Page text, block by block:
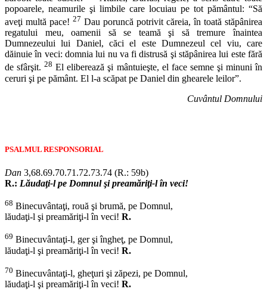
popoarele, neamurile şi limbile care locuiau pe tot pământul: “Să
aveţi multă pace! 27 Dau poruncă potrivit căreia, în toată stăpânirea
regatului meu, oamenii să se teamă şi să tremure înaintea
Dumnezeului lui Daniel, căci el este Dumnezeul cel viu, care
dăinuie în veci: domnia lui nu va fi distrusă şi stăpânirea lui este fără
de sfârşit.28 El eliberează şi mântuieşte, el face semne şi minuni în
ceruri şi pe pământ. El l-a scăpat pe Daniel din ghearele leilor”.
Cuvântul Domnului
PSALMUL RESPONSORIAL
Dan 3,68.69.70.71.72.73.74 (R.: 59b)
R.: Lăudaţi-l pe Domnul şi preamăriţi-l în veci!
68 Binecuvântaţi, rouă şi brumă, pe Domnul,
lăudaţi-l şi preamăriţi-l în veci! R.
69 Binecuvântaţi-l, ger şi îngheţ, pe Domnul,
lăudaţi-l şi preamăriţi-l în veci! R.
70 Binecuvântaţi-l, gheţuri şi zăpezi, pe Domnul,
lăudaţi-l şi preamăriţi-l în veci! R.